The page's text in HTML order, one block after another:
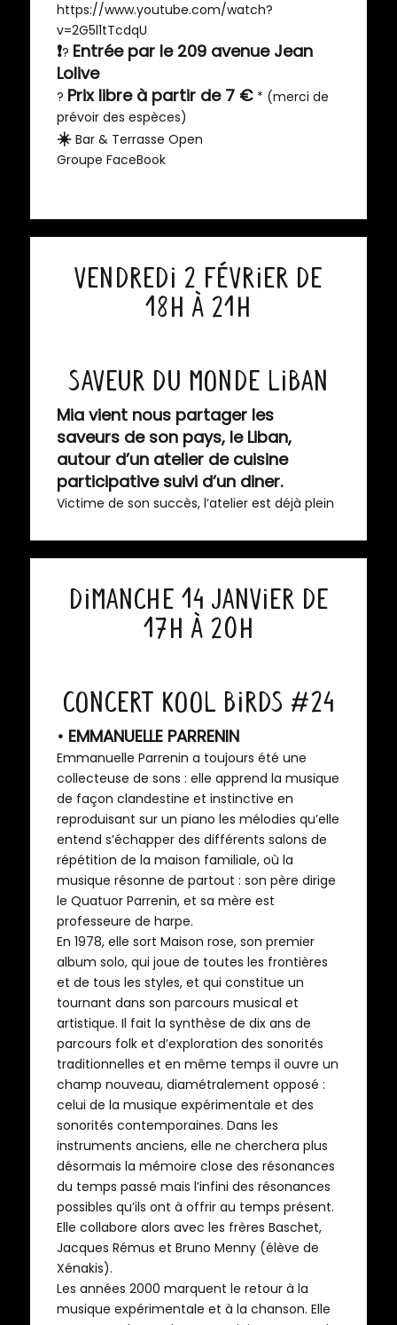
https://www.youtube.com/watch?
v=2G5l1tTcdqU
❗? Entrée par le 209 avenue Jean
Lolive
? Prix libre à partir de 7 €* (merci de
prévoir des espèces)
☀️Bar & Terrasse Open
Groupe FaceBook
vendreDI 2 février de
18h à 21h
Saveur du Monde Liban
Mia vient nous partager les
saveurs de son pays, le Liban,
autour d’un atelier de cuisine
participative suivi d’un diner.
Victime de son succès, l’atelier est déjà plein
DIMANCHE 14 janvier de
17h à 20h
CONCERT kOOL BIRDS #24
• EMMANUELLE PARRENIN
Emmanuelle Parrenin a toujours été une
collecteuse de sons : elle apprend la musique
de façon clandestine et instinctive en
reproduisant sur un piano les mélodies qu’elle
entend s’échapper des différents salons de
répétition de la maison familiale, où la
musique résonne de partout : son père dirige
le Quatuor Parrenin, et sa mère est
professeure de harpe.
En 1978, elle sort Maison rose, son premier
album solo, qui joue de toutes les frontières
et de tous les styles, et qui constitue un
tournant dans son parcours musical et
artistique. Il fait la synthèse de dix ans de
parcours folk et d’exploration des sonorités
traditionnelles et en même temps il ouvre un
champ nouveau, diamétralement opposé :
celui de la musique expérimentale et des
sonorités contemporaines. Dans les
instruments anciens, elle ne cherchera plus
désormais la mémoire close des résonances
du temps passé mais l’infini des résonances
possibles qu’ils ont à offrir au temps présent.
Elle collabore alors avec les frères Baschet,
Jacques Rémus et Bruno Menny (élève de
Xénakis).
Les années 2000 marquent le retour à la
musique expérimentale et à la chanson. Elle